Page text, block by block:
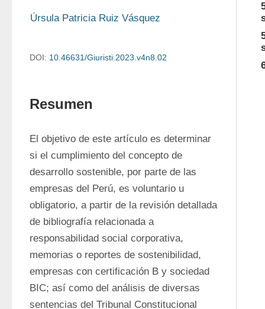
Úrsula Patricia Ruiz Vásquez
DOI: 10.46631/Giuristi.2023.v4n8.02
Resumen
El objetivo de este artículo es determinar
si el cumplimiento del concepto de
desarrollo sostenible, por parte de las
empresas del Perú, es voluntario u
obligatorio, a partir de la revisión detallada
de bibliografía relacionada a
responsabilidad social corporativa,
memorias o reportes de sostenibilidad,
empresas con certificación B y sociedad
BIC; así como del análisis de diversas
sentencias del Tribunal Constitucional